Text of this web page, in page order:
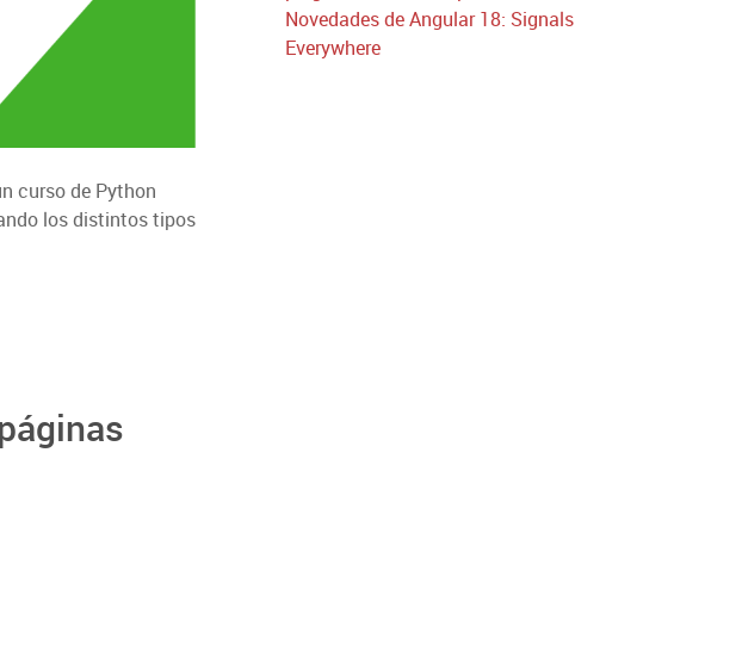
curso de Python
los distintos tipos
Novedades de Angular 18: Signals
Everywhere